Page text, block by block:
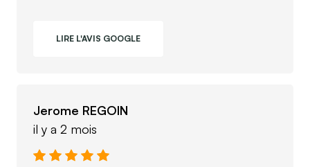
LIRE L'AVIS GOOGLE
Jerome REGOIN
il y a 2 mois